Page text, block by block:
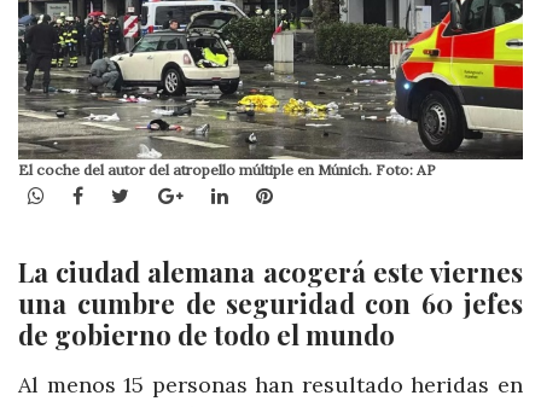
El coche del autor del atropello múltiple en Múnich. Foto: AP
WhatsApp
Facebook
TwitterGoogle+LinkedInPinterest
La ciudad alemana acogerá este viernes
una cumbre de seguridad con 60 jefes
de gobierno de todo el mundo
Al menos 15 personas han resultado heridas en